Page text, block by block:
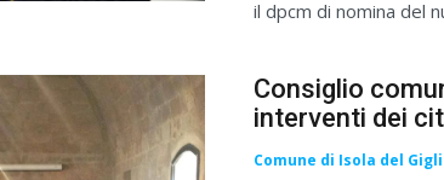
il dpcm di nomina del
Consiglio
interventi dei
Comune di Isola del